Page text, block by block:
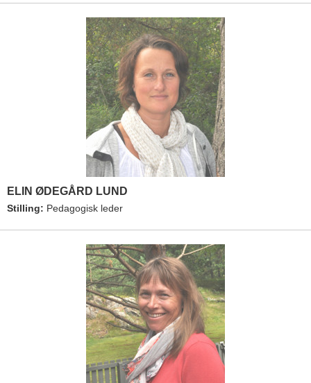
ELIN ØDEGÅRD LUND
Stilling: Pedagogisk leder